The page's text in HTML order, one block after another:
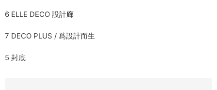
6 ELLE DECO 設計廊
7 DECO PLUS / 爲設計而生
5 封底